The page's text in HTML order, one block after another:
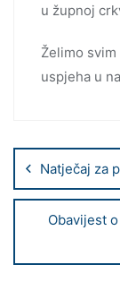
u župnoj
Želimo
uspjeha u
Natječaj za
Obavijest